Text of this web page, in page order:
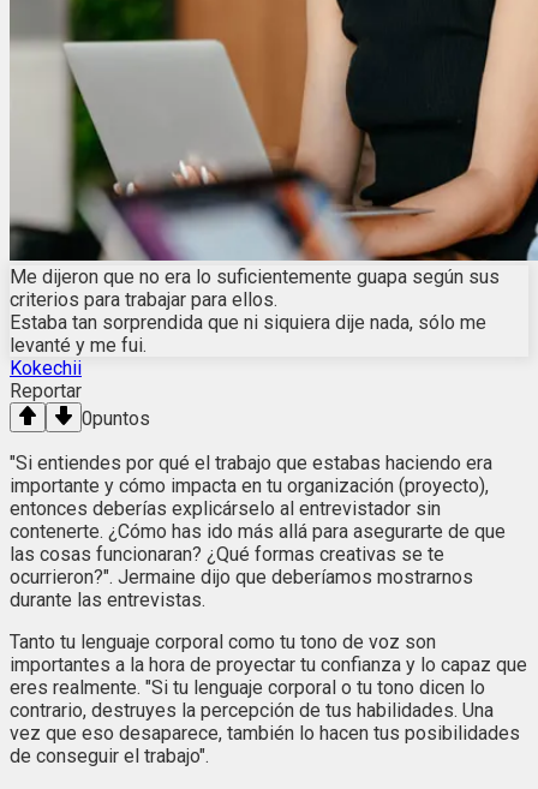
Me dijeron que no era lo suficientemente guapa según sus
criterios para trabajar para ellos.
Estaba tan sorprendida que ni siquiera dije nada, sólo me
levanté y me fui.
Kokechii
Reportar
0puntos
"Si entiendes por qué el trabajo que estabas haciendo era
importante y cómo impacta en tu organización (proyecto),
entonces deberías explicárselo al entrevistador sin
contenerte. ¿Cómo has ido más allá para asegurarte de que
las cosas funcionaran? ¿Qué formas creativas se te
ocurrieron?". Jermaine dijo que deberíamos mostrarnos
durante las entrevistas.
Tanto tu lenguaje corporal como tu tono de voz son
importantes a la hora de proyectar tu confianza y lo capaz que
eres realmente. "Si tu lenguaje corporal o tu tono dicen lo
contrario, destruyes la percepción de tus habilidades. Una
vez que eso desaparece, también lo hacen tus posibilidades
de conseguir el trabajo".